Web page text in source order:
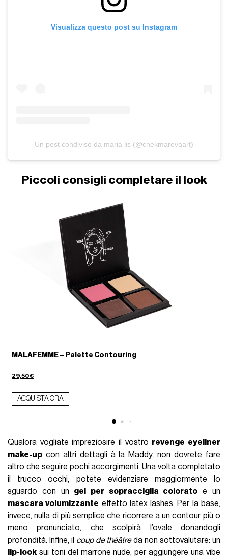
Visualizza questo post su Instagram
Un post condiviso da maria lis (@chekmarevaart)
Piccoli consigli completare il look
MALAFEMME – Palette Contouring
29,50€
ACQUISTA ORA
Qualora vogliate impreziosire il vostro revenge eyeliner
make-up con altri dettagli à la Maddy, non dovrete fare
altro che seguire pochi accorgimenti. Una volta completato
il trucco occhi, potete evidenziare maggiormente lo
sguardo con un gel per sopracciglia colorato e un
mascara volumizzante effetto latex lashes. Per la base,
invece, nulla di più semplice che ricorrere a un contour più o
meno pronunciato, che scolpirà l’ovale donandogli
profondità. Infine, il coup de théâtreda non sottovalutare: un
lip-looksui toni del marrone nude, per aggiungere una vibe